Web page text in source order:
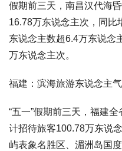
假期前三天，南昌汉代海
16.78万东说念主次，同比
东说念主数超6.4万东说念
万东说念主次。
福建：滨海旅游东说念主
“五一”假期前三天，福建
计招待旅客100.78万东说
屿表象名胜区、湄洲岛国